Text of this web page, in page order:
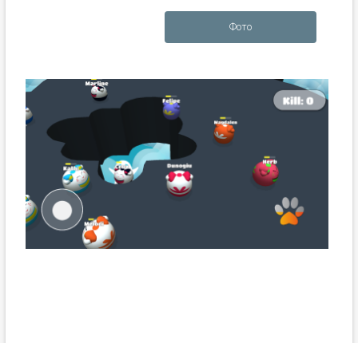
Фото